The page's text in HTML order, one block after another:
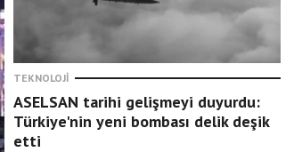
TEKNOLOJI
ASELSAN tarihi gelişmeyi duyurdu:
Türkiye'nin yeni bombası delik deşik
etti